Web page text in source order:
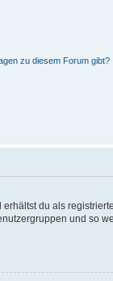
zu diesem Forum gibt?
du als
und so